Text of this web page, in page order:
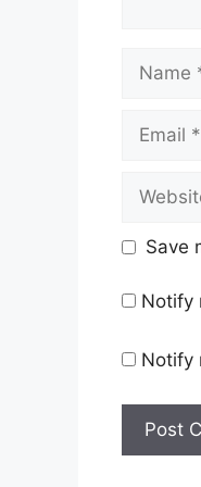
Save
Notify
Notify